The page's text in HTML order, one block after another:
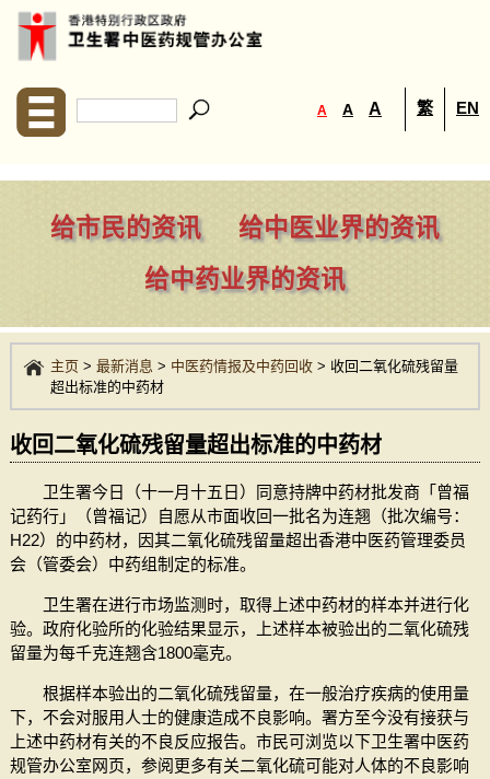
A A A 繁 EN
给市民的资讯
给中医业界的资讯
给中药业界的资讯
主页> 最新消息 > 中医药情报及中药回收> 收回二氧化硫残留量
超出标准的中药材
收回二氧化硫残留量超出标准的中药材
卫生署今日（十一月十五日）同意持牌中药材批发商「曾福
记药行」（曾福记）自愿从市面收回一批名为连翘（批次编号：
H22）的中药材，因其二氧化硫残留量超出香港中医药管理委员
会（管委会）中药组制定的标准。
卫生署在进行市场监测时，取得上述中药材的样本并进行化
验。政府化验所的化验结果显示，上述样本被验出的二氧化硫残
留量为每千克连翘含1800毫克。
根据样本验出的二氧化硫残留量，在一般治疗疾病的使用量
下，不会对服用人士的健康造成不良影响。署方至今没有接获与
上述中药材有关的不良反应报告。市民可浏览以下卫生署中医药
规管办公室网页，参阅更多有关二氧化硫可能对人体的不良影响